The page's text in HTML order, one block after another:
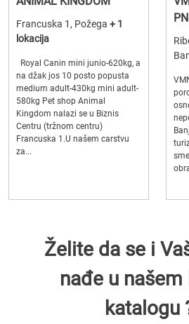
Francuska 1, Požega + 1
lokacija
Royal Canin mini junio-620kg, a
na džak jos 10 posto popusta
medium adult-430kg mini adult-
580kg Pet shop Animal
Kingdom nalazi se u Biznis
Centru (tržnom centru)
Francuska 1.U našem carstvu
za...
Želite da se i
nađe u
katalogu